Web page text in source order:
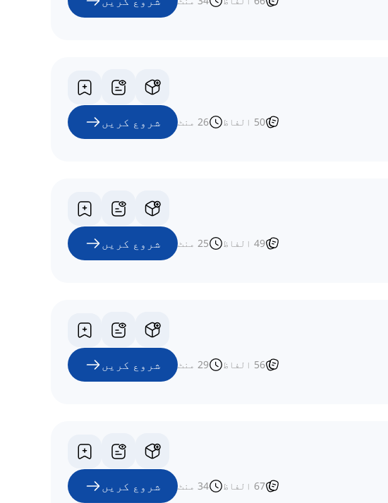
50 الفاظ 26 منٹ شروع کریں
49 الفاظ 25 منٹ شروع کریں
56 الفاظ 29 منٹ شروع کریں
67 الفاظ 34 منٹ شروع کریں